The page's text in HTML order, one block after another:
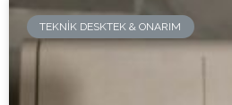
TEKNIK DESKTEK & ONARIM